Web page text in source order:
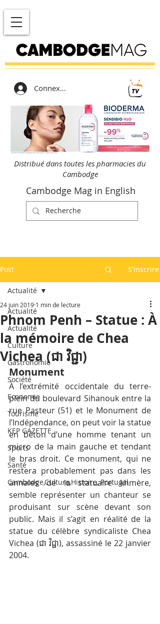
Connexion
Distribué dans toutes les pharmacies du
Cambodge
Cambodge Mag in English
Post S'inscrire
Actualité
Actualité
Culture
Gastronomie
Société
Economie
Tourisme
KEP GAZETTE
Sports
Santé
Cambodge,Culture,Histoire, Portugal
Actualité
Phnom Penh – Statue : À
la mémoire de Chea
Vichea (ជា វិជ្ជា)
24 juin 2019 1 min de lecture
Monument
À l’extrémité occidentale du terre-
plein du boulevard Sihanouk entre la
rue Pasteur (51) et le Monument de
l’Indépendance, on peut voir la statue
en béton d’une homme tenant un
micro de la main gauche et tendant
le bras droit. Ce monument, qui ne
restera probablement pas dans les
annales de la statuaire khmère,
semble représenter un chanteur se
produisant sur scène devant son
public. Mais il s’agit en réalité de la
statue du célèbre syndicaliste Chea
Vichea (ជា វិជ្ជា), assassiné le 22 janvier
2004.